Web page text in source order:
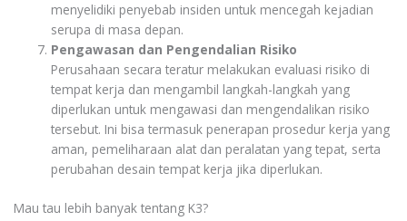
menyelidiki penyebab insiden untuk mencegah kejadian
serupa di masa depan.
Pengawasan dan Pengendalian Risiko
Perusahaan secara teratur melakukan evaluasi risiko di
tempat kerja dan mengambil langkah-langkah yang
diperlukan untuk mengawasi dan mengendalikan risiko
tersebut. Ini bisa termasuk penerapan prosedur kerja yang
aman, pemeliharaan alat dan peralatan yang tepat, serta
perubahan desain tempat kerja jika diperlukan.
Mau tau lebih banyak tentang K3?